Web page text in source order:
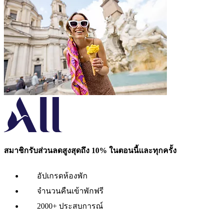
สมาชิกรับส่วนลดสูงสุดถึง 10% ในตอนนี้และทุกครั้ง
อัปเกรดห้องพัก
จำนวนคืนเข้าพักฟรี
2000+ ประสบการณ์